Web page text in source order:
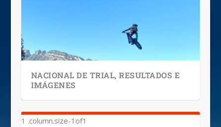
NACIONAL DE TRIAL, RESULTADOS E
IMÁGENES